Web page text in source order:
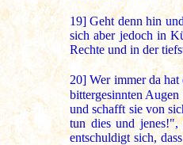
19] Geht denn hin
sich aber jedoch in
Rechte und in der
20] Wer immer da
bittergesinnten
und schafft sie von
tun dies und jenes!",
entschuldigt sich,